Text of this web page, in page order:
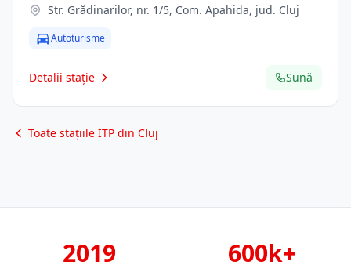
Str. Grădinarilor, nr. 1/5, Com. Apahida, jud. Cluj
Autoturisme
Detalii stație Sună
Toate stațiile ITP din Cluj
2019 600k+